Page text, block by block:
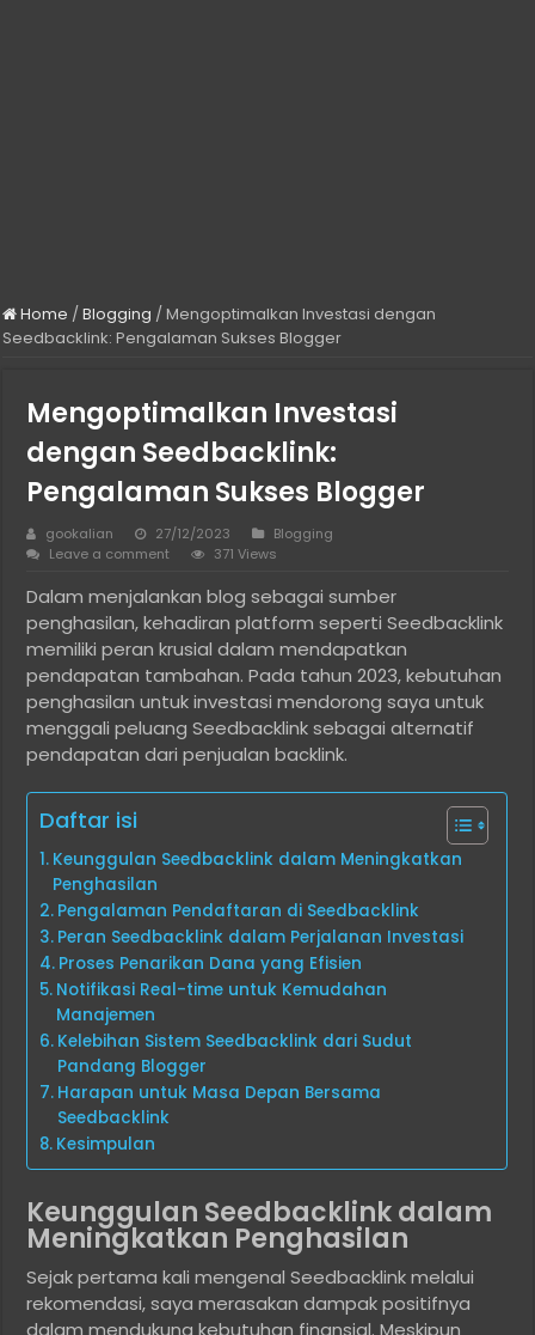
Home / Blogging / Mengoptimalkan Investasi dengan
Seedbacklink: Pengalaman Sukses Blogger
Mengoptimalkan Investasi
dengan Seedbacklink:
Pengalaman Sukses Blogger
gookalian 27/12/2023
Blogging
Leave a comment
371 Views
Dalam menjalankan blog sebagai sumber
penghasilan, kehadiran platform seperti Seedbacklink
memiliki peran krusial dalam mendapatkan
pendapatan tambahan. Pada tahun 2023, kebutuhan
penghasilan untuk investasi mendorong saya untuk
menggali peluang Seedbacklink sebagai alternatif
pendapatan dari penjualan backlink.
Daftar isi
Keunggulan Seedbacklink dalam Meningkatkan
Penghasilan
Pengalaman Pendaftaran di Seedbacklink
Peran Seedbacklink dalam Perjalanan Investasi
Proses Penarikan Dana yang Efisien
Notifikasi Real-time untuk Kemudahan
Manajemen
Kelebihan Sistem Seedbacklink dari Sudut
Pandang Blogger
Harapan untuk Masa Depan Bersama
Seedbacklink
Kesimpulan
Keunggulan Seedbacklink dalam
Meningkatkan Penghasilan
Sejak pertama kali mengenal Seedbacklink melalui
rekomendasi, saya merasakan dampak positifnya